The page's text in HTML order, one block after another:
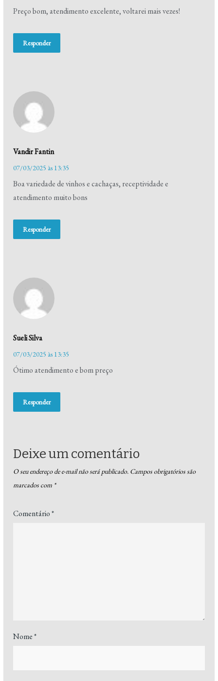
Preço bom, atendimento excelente, voltarei mais vezes!
Responder
Vandir Fantin
07/03/2025 às 13:35
Boa variedade de vinhos e cachaças, receptividade e
atendimento muito bons
Responder
Sueli Silva
07/03/2025 às 13:35
Ótimo atendimento e bom preço
Responder
Deixe um comentário
O seu endereço de e-mail não será publicado. Campos obrigatórios são
marcados com *
Comentário*
Nome*